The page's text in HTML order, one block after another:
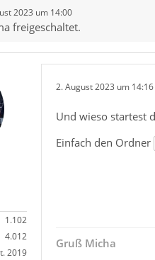
2023 um 14:00
freigeschaltet.
1.102
4.012
2019
2. August 2023 um 14:16
Und wieso startest
Einfach den Ordner
Gruß Micha